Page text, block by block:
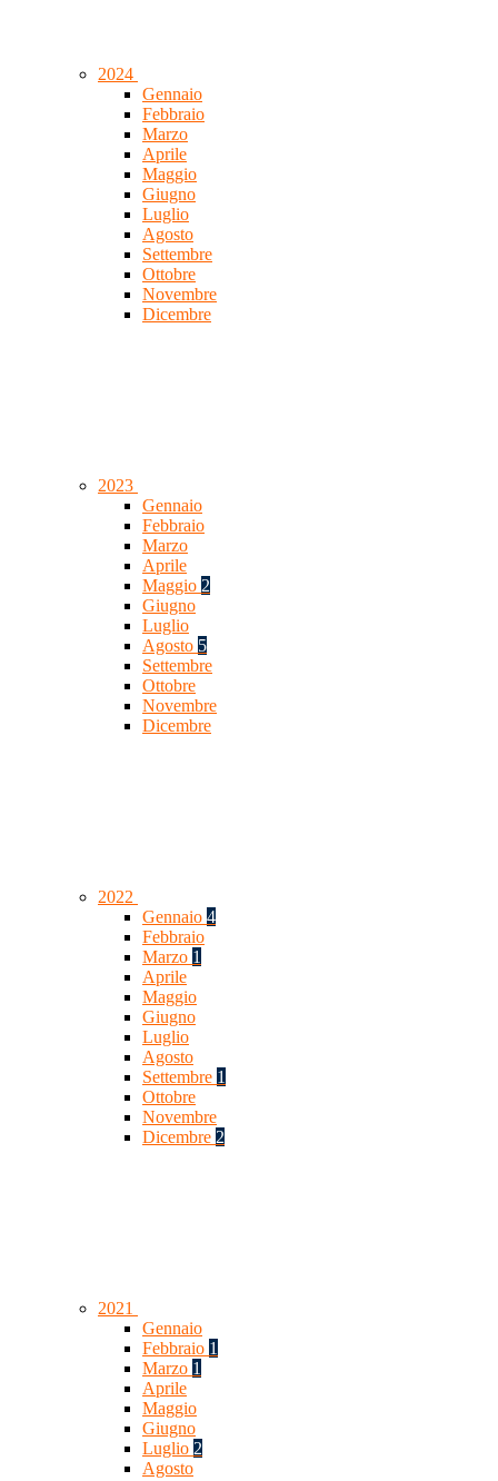
2024
Gennaio
Febbraio
Marzo
Aprile
Maggio
Giugno
Luglio
Agosto
Settembre
Ottobre
Novembre
Dicembre
2023
Gennaio
Febbraio
Marzo
Aprile
Maggio 2
Giugno
Luglio
Agosto 5
Settembre
Ottobre
Novembre
Dicembre
2022
Gennaio 4
Febbraio
Marzo 1
Aprile
Maggio
Giugno
Luglio
Agosto
Settembre 1
Ottobre
Novembre
Dicembre 2
2021
Gennaio
Febbraio 1
Marzo 1
Aprile
Maggio
Giugno
Luglio 2
Agosto